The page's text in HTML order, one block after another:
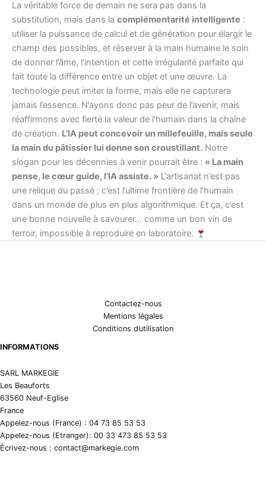
La véritable force de demain ne sera pas dans la
substitution, mais dans la complémentarité intelligente :
utiliser la puissance de calcul et de génération pour élargir le
champ des possibles, et réserver à la main humaine le soin
de donner l’âme, l’intention et cette irrégularité parfaite qui
fait toute la différence entre un objet et une œuvre. La
technologie peut imiter la forme, mais elle ne capturera
jamais l’essence. N’ayons donc pas peur de l’avenir, mais
réaffirmons avec fierté la valeur de l’humain dans la chaîne
de création. L’IA peut concevoir un millefeuille, mais seule
la main du pâtissier lui donne son croustillant. Notre
slogan pour les décennies à venir pourrait être : « La main
pense, le cœur guide, l’IA assiste. » L’artisanat n’est pas
une relique du passé ; c’est l’ultime frontière de l’humain
dans un monde de plus en plus algorithmique. Et ça, c’est
une bonne nouvelle à savourer… comme un bon vin de
terroir, impossible à reproduire en laboratoire.
Contactez-nous
Mentions légales
Conditions d’utilisation
INFORMATIONS
SARL MARKEGIE
Les Beauforts
63560 Neuf-Eglise
France
Appelez-nous (France) : 04 73 85 53 53
Appelez-nous (Etranger): 00 33 473 85 53 53
Écrivez-nous : contact@markegie.com